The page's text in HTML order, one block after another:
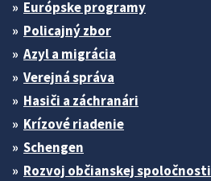
Európske programy
Policajný zbor
Azyl a migrácia
Verejná správa
Hasiči a záchranári
Krízové riadenie
Schengen
Rozvoj občianskej spoločnosti